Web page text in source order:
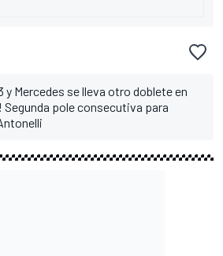
y Mercedes se lleva otro doblete en
pole consecutiva para